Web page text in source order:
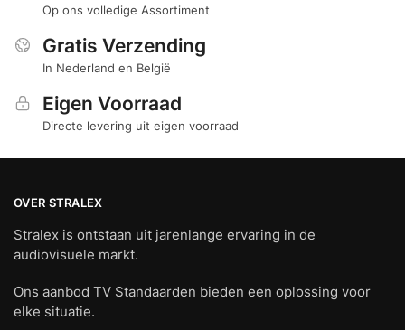
Op ons volledige Assortiment
Gratis Verzending
In Nederland en België
Eigen Voorraad
Directe levering uit eigen voorraad
OVER STRALEX
Stralex is ontstaan uit jarenlange ervaring in de
audiovisuele markt.
Ons aanbod TV Standaarden bieden een oplossing voor
elke situatie.